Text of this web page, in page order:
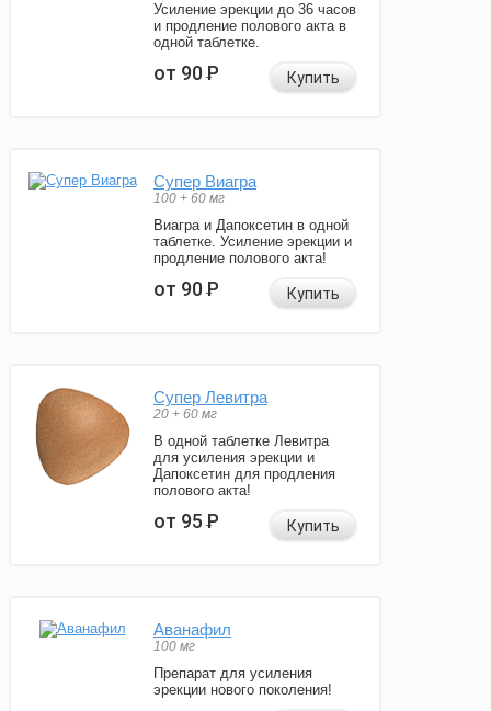
Усиление эрекции до 36 часов
и продление полового акта в
одной таблетке.
от 90Р Купить
Супер Виагра
100 + 60 мг
Виагра и Дапоксетин в одной
таблетке. Усиление эрекции и
продление полового акта!
от 90Р Купить
Супер Левитра
20 + 60 мг
В одной таблетке Левитра
для усиления эрекции и
Дапоксетин для продления
полового акта!
от 95Р Купить
Аванафил
100 мг
Препарат для усиления
эрекции нового поколения!